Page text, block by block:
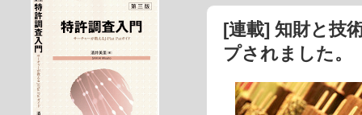
[連載] 知財と技
プされました。